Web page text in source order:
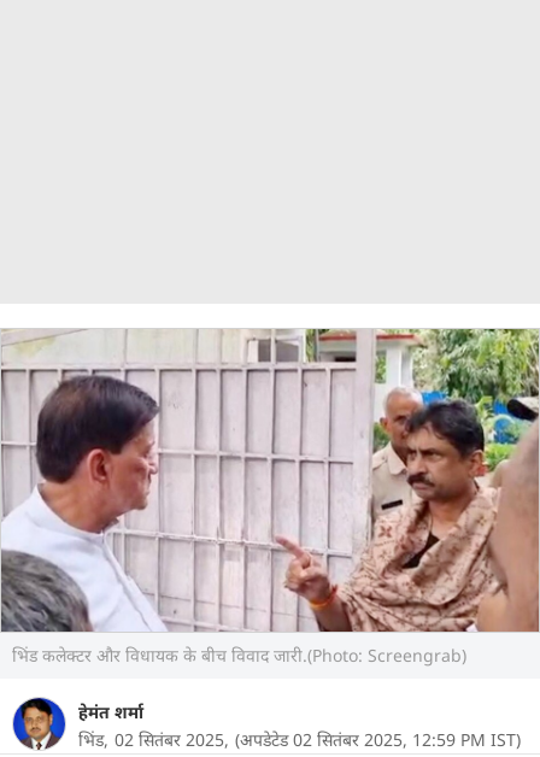
भिंड कलेक्टर और विधायक के बीच विवाद जारी.(Photo: Screengrab)
हेमंत शर्मा
भिंड, 02 सितंबर 2025, (अपडेटेड 02 सितंबर 2025, 12:59 PM IST)